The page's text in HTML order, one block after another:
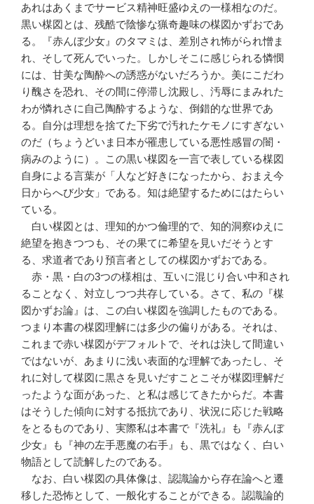
あれはあくまでサービス精神旺盛ゆえの一様相なのだ。
黒い楳図とは、残酷で陰惨な猟奇趣味の楳図かずおであ
る。『赤んぼ少女』のタマミは、差別され怖がられ憎ま
れ、そして死んでいった。しかしそこに感じられる憐憫
には、甘美な陶酔への誘惑がないだろうか。美にこだわ
り醜さを恐れ、その間に停滞し沈殿し、汚辱にまみれた
わが憐れさに自己陶酔するような、倒錯的な世界であ
る。自分は理想を捨てた下劣で汚れたケモノにすぎない
のだ（ちょうどいま日本が罹患している悪性感冒の闇・
病みのように）。この黒い楳図を一言で表している楳図
自身による言葉が「人など好きになったから、おまえ今
日からへび少女」である。知は絶望するためにはたらい
ている。
白い楳図とは、理知的かつ倫理的で、知的洞察ゆえに
絶望を抱きつつも、その果てに希望を見いだそうとす
る、求道者であり預言者としての楳図かずおである。
赤・黒・白の3つの様相は、互いに混じり合い中和され
ることなく、対立しつつ共存している。さて、私の『楳
図かずお論』は、この白い楳図を強調したものである。
つまり本書の楳図理解には多少の偏りがある。それは、
これまで赤い楳図がデフォルトで、それは決して間違い
ではないが、あまりに浅い表面的な理解であったし、そ
れに対して楳図に黒さを見いだすことこそが楳図理解だ
ったような面があった、と私は感じてきたからだ。本書
はそうした傾向に対する抵抗であり、状況に応じた戦略
をとるものであり、実際私は本書で『洗礼』も『赤んぼ
少女』も『神の左手悪魔の右手』も、黒ではなく、白い
物語として読解したのである。
なお、白い楳図の具体像は、認識論から存在論へと遷
移した恐怖として、一般化することができる。認識論的